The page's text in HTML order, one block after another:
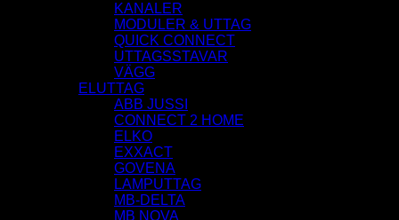
KANALER
MODULER & UTTAG
QUICK CONNECT
UTTAGSSTAVAR
VÄGG
ELUTTAG
ABB JUSSI
CONNECT 2 HOME
ELKO
EXXACT
GOVENA
LAMPUTTAG
MB-DELTA
MB NOVA